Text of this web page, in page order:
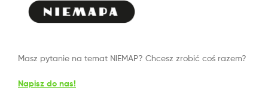
Masz pytanie na temat NIEMAP? Chcesz zrobić coś razem?
Napisz do nas!